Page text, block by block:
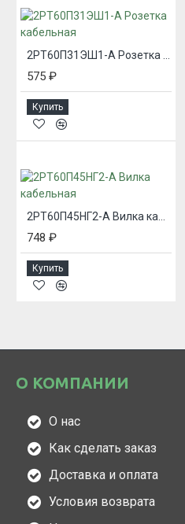
2РТ60П31ЭШ1-А Розетка кабельная
575 ₽
Купить
2РТ60П45НГ2-А Вилка кабельная
748 ₽
Купить
О КОМПАНИИ
О нас
Как сделать заказ
Доставка и оплата
Условия возврата